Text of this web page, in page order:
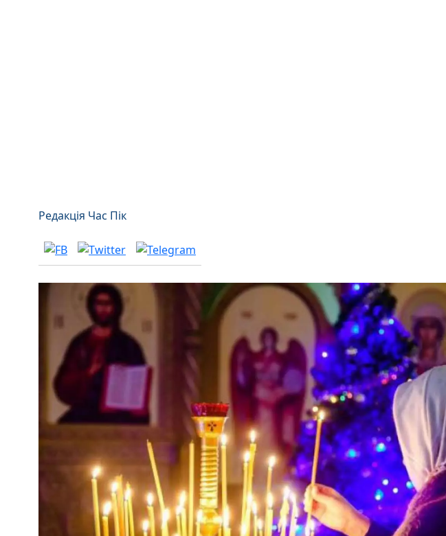
Редакція Час Пік